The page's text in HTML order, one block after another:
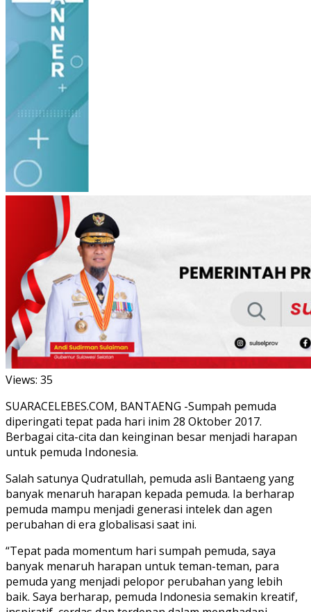
Views: 35
SUARACELEBES.COM, BANTAENG -Sumpah pemuda
diperingati tepat pada hari inim 28 Oktober 2017.
Berbagai cita-cita dan keinginan besar menjadi harapan
untuk pemuda Indonesia.
Salah satunya Qudratullah, pemuda asli Bantaeng yang
banyak menaruh harapan kepada pemuda. Ia berharap
pemuda mampu menjadi generasi intelek dan agen
perubahan di era globalisasi saat ini.
“Tepat pada momentum hari sumpah pemuda, saya
banyak menaruh harapan untuk teman-teman, para
pemuda yang menjadi pelopor perubahan yang lebih
baik. Saya berharap, pemuda Indonesia semakin kreatif,